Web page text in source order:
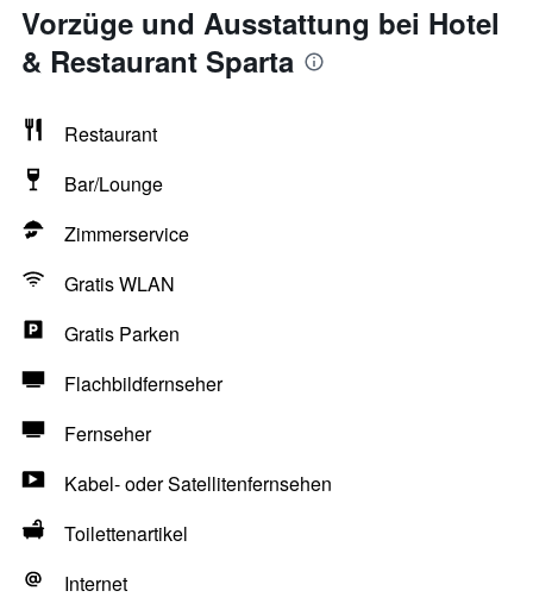
Vorzüge und Ausstattung bei Hotel
& Restaurant Sparta
Restaurant
Bar/Lounge
Zimmerservice
Gratis WLAN
Gratis Parken
Flachbildfernseher
Fernseher
Kabel- oder Satellitenfernsehen
Toilettenartikel
Internet